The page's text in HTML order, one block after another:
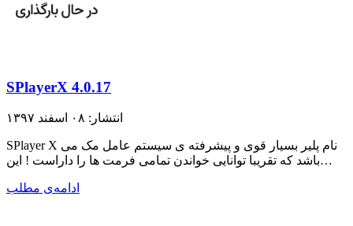
SPlayerX 4.0.17
انتشار: ۰۸ اسفند ۱۳۹۷
SPlayer X نام پلیر بسیار قوی و پیشرفته ی سیستم عامل مک می
باشد که تقریبا توانایی خواندن تمامی فرمت ها را داراست ! این…
ادامه‌ی مطلب